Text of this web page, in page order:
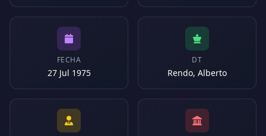
FECHA
27 Jul 1975
DT
Rendo, Alberto